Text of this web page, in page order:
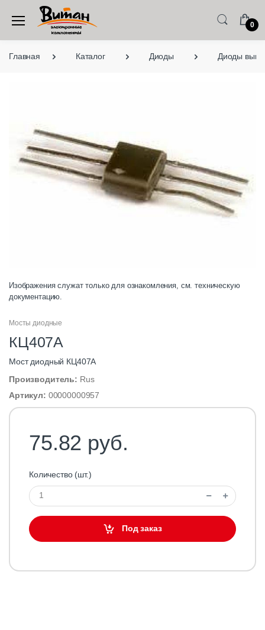
0
Главная Каталог Диоды Диоды
Изображения служат только для ознакомления, см. техническую
документацию.
Мосты диодные
КЦ407А
Мост диодный КЦ407А
Производитель: Rus
Артикул: 00000000957
75.82 руб.
Количество (шт.)
Под заказ